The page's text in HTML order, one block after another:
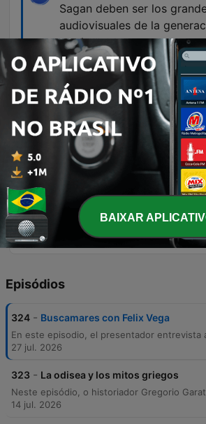
Sagan deben ser los
audiovisuales de la
por lo menos.
00:35:10 · El autor identifica a
como referentes educativos
fundamentales para su
como mi papá tenía esa
camaleónica de poder
Lobo o como Eduardo
01:00:32 · Se describe la
del dibujante para imitar
artísticos según la necesidad
Episódios
324 - Buscamares con Felix Vega
27 jul. 2026
323 - La odisea y los mitos griegos
14 jul. 2026
BAIXAR